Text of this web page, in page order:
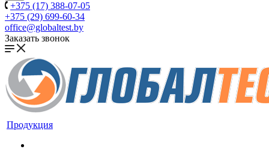
+375 (17) 388-07-05
+375 (29) 699-60-34
office@globaltest.by
Заказать звонок
Продукция